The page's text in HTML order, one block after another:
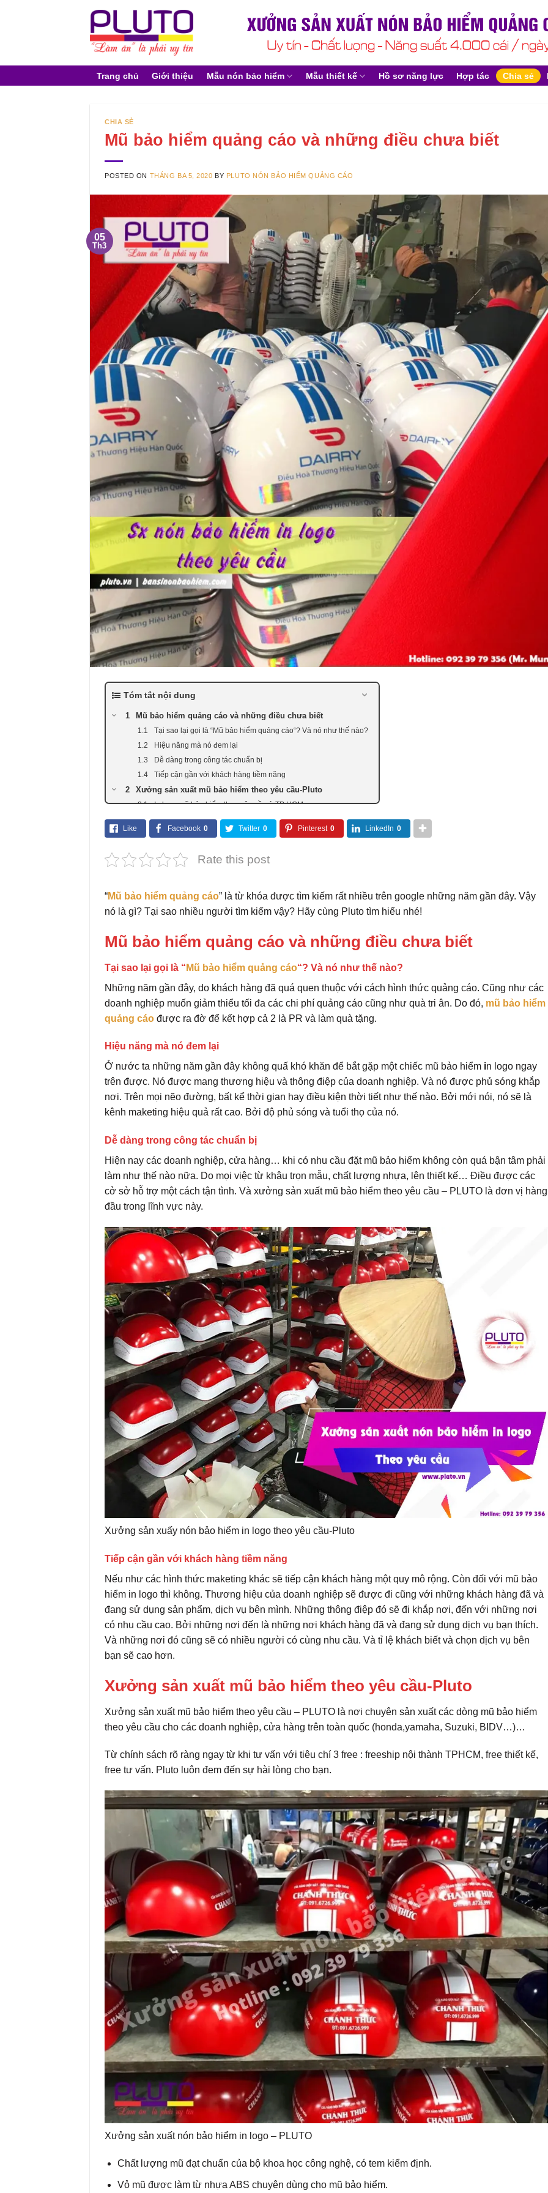
Trang chủ Giới thiệu Mẫu nón bảo hiểm Mẫu thiết kế Hồ sơ năng lực Hợp tác Chia sẻ
CHIA SẺ
Mũ bảo hiểm quảng cáo và những điều chưa biết
POSTED ON THÁNG BA 5, 2020 BY PLUTO NÓN BẢO HIỂM QUẢNG CÁO
05
Th3
Tóm tắt nội dung
Mũ bảo hiểm quảng cáo và những điều chưa biết
Tại sao lại gọi là “Mũ bảo hiểm quảng cáo“? Và nó như thế nào?
Hiệu năng mà nó đem lại
Dễ dàng trong công tác chuẩn bị
Tiếp cận gần với khách hàng tiềm năng
Xưởng sản xuất mũ bảo hiểm theo yêu cầu-Pluto
In logo mũ bảo hiểm theo yêu cầu ở TP HCM
Làm mũ bảo hiểm quà tặng theo yêu cầu
Related
Like Facebook 0 Twitter 0 Pinterest 0 LinkedIn 0
Rate this post
“Mũ bảo hiểm quảng cáo” là từ khóa được tìm kiếm rất nhiều trên google những năm gần đây. Vậy
nó là gì? Tại sao nhiều người tìm kiếm vậy? Hãy cùng Pluto tìm hiểu nhé!
Mũ bảo hiểm quảng cáo và những điều chưa biết
Tại sao lại gọi là “ Mũ bảo hiểm quảng cáo“? Và nó như thế nào?
Những năm gần đây, do khách hàng đã quá quen thuộc với cách hình thức quảng cáo. Cũng như các
doanh nghiệp muốn giảm thiểu tối đa các chi phí quảng cáo cũng như quà tri ân. Do đó, mũ bảo hiểm
quảng cáo được ra đờ để kết hợp cả 2 là PR và làm quà tặng.
Hiệu năng mà nó đem lại
Ở nước ta những năm gần đây không quấ khó khăn để bắt gặp một chiếc mũ bảo hiểm in logo ngay
trên được. Nó được mang thương hiệu và thông điệp của doanh nghiệp. Và nó được phủ sóng khắp
nơi. Trên mọi nẽo đường, bất kể thời gian hay điều kiện thời tiết như thế nào. Bởi mới nói, nó sẽ là
kênh maketing hiệu quả rất cao. Bởi độ phủ sóng và tuổi thọ của nó.
Dễ dàng trong công tác chuẩn bị
Hiện nay các doanh nghiệp, cửa hàng… khi có nhu cầu đặt mũ bảo hiểm không còn quá bận tâm phải
làm như thế nào nữa. Do mọi việc từ khâu trọn mẫu, chất lượng nhựa, lên thiết kế… Điều được các
cở sở hỗ trợ một cách tận tình. Và xưởng sản xuất mũ bảo hiểm theo yêu cầu – PLUTO là đơn vị hàng
đầu trong lĩnh vực này.
Xưởng sản xuấy nón bảo hiểm in logo theo yêu cầu-Pluto
Tiếp cận gần với khách hàng tiềm năng
Nếu như các hình thức maketing khác sẽ tiếp cận khách hàng một quy mô rộng. Còn đối với mũ bảo
hiểm in logo thì không. Thương hiệu của doanh nghiệp sẽ được đi cũng với những khách hàng đã và
đang sử dụng sản phẩm, dịch vụ bên mình. Những thông điệp đó sẽ đi khắp nơi, đến với những nơi
có nhu cầu cao. Bởi những nơi đến là những nơi khách hàng đã và đang sử dụng dịch vụ bạn thích.
Và những nơi đó cũng sẽ có nhiều người có cùng nhu cầu. Và tỉ lệ khách biết và chọn dịch vụ bên
bạn sẽ cao hơn.
Xưởng sản xuất mũ bảo hiểm theo yêu cầu-Pluto
Xưởng sản xuất mũ bảo hiểm theo yêu cầu – PLUTO là nơi chuyên sản xuất các dòng mũ bảo hiểm
theo yêu cầu cho các doanh nghiệp, cửa hàng trên toàn quốc (honda,yamaha, Suzuki, BIDV…)…
Từ chính sách rõ ràng ngay từ khi tư vấn với tiêu chí 3 free : freeship nội thành TPHCM, free thiết kế,
free tư vấn. Pluto luôn đem đến sự hài lòng cho bạn.
Xưởng sản xuất nón bảo hiểm in logo – PLUTO
Chất lượng mũ đạt chuẩn của bộ khoa học công nghệ, có tem kiểm định.
Vỏ mũ được làm từ nhựa ABS chuyên dùng cho mũ bảo hiểm.